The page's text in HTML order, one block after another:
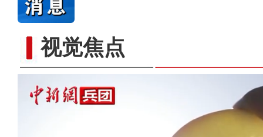
视觉焦点【与你为邻】俄罗斯博士后